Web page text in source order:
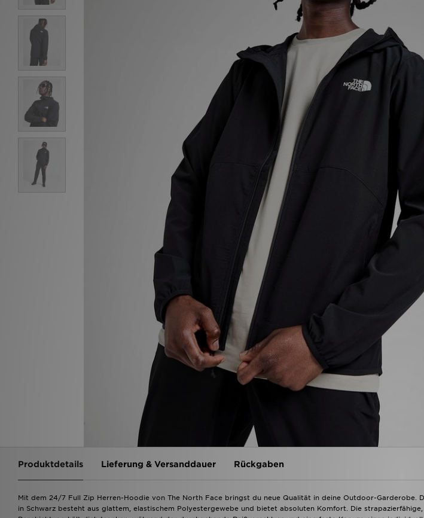
Produktdetails Lieferung & Versanddauer Rückgaben
Mit dem 24/7 Full Zip Herren-Hoodie von The North Face bringst du neue Qualität in deine Outdoor-Garderobe.
in Schwarz besteht aus glattem, elastischem Polyestergewebe und bietet absoluten Komfort. Die